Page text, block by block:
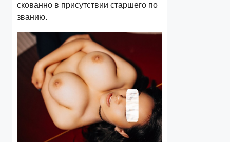
скованно в присутствии старшего по
званию.